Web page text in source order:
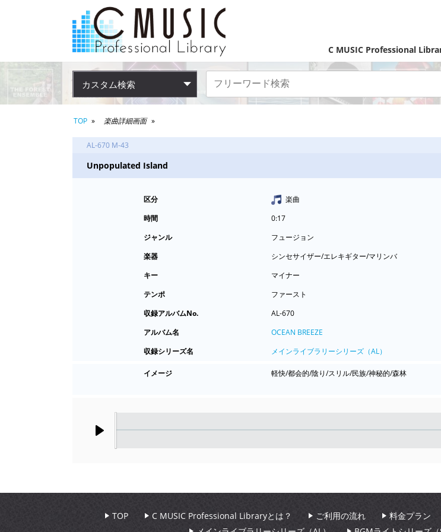
C MUSIC Professional
カスタム検索
TOP 楽曲詳細画面
AL-670 M-43
Unpopulated Island
区分
楽曲
時間
0:17
ジャンル
フュージョン
楽器
シンセサイザー/エレキギター/マリンバ
キー
マイナー
テンポ
ファースト
収録アルバムNo.
AL-670
アルバム名
OCEAN BREEZE
収録シリーズ名
メインライブラリーシリーズ（AL）
イメージ 軽快/都会的/陰り/スリル/民族/神秘的/森林
TOP C MUSIC Professional Libraryとは？ ご利用の流れ 料金プラン